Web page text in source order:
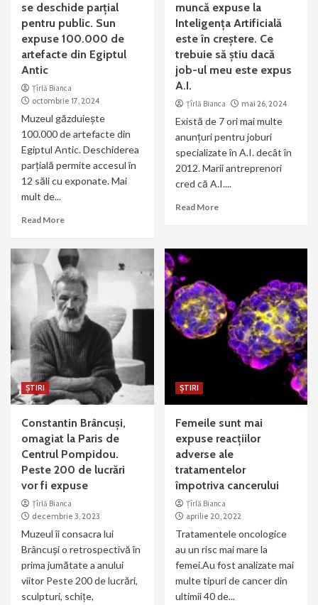
se deschide parțial
pentru public. Sun
expuse 100.000 de
artefacte din Egiptul
Antic
Țîrlă Bianca
octombrie 17, 2024
Muzeul găzduiește
100.000 de artefacte din
Egiptul Antic. Deschiderea
parțială permite accesul în
12 săli cu exponate. Mai
mult de...
Read More
muncă expuse la
Inteligența Artificială
este în creștere. Ce
trebuie să știu dacă
job-ul meu este expus
A.I.
Țîrlă Bianca mai 26, 2024
Există de 7 ori mai multe
anunțuri pentru joburi
specializate în A.I. decât în
2012. Marii antreprenori
cred că A.I....
Read More
ȘTIRI
Constantin Brâncuși,
omagiat la Paris de
Centrul Pompidou.
Peste 200 de lucrări
vor fi expuse
Țîrlă Bianca
decembrie 3, 2023
Muzeul îi consacra lui
Brâncuși o retrospectivă în
prima jumătate a anului
viitor Peste 200 de lucrări,
sculpturi, schițe,
ȘTIRI
Femeile sunt mai
expuse reacțiilor
adverse ale
tratamentelor
împotriva cancerului
Țîrlă Bianca
aprilie 20, 2022
Tratamentele oncologice
au un risc mai mare la
femei.Au fost analizate mai
multe tipuri de cancer din
ultimii 40 de...